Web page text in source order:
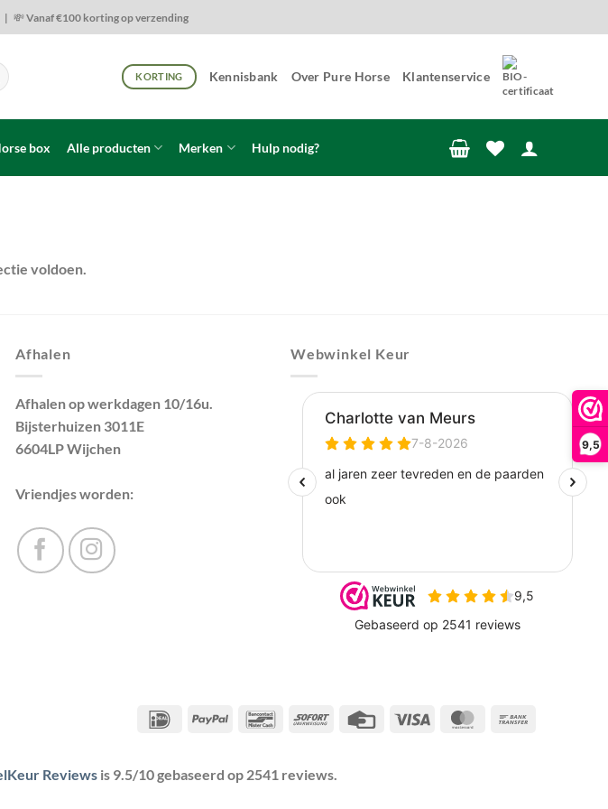
9,5
| 💸 Vanaf €100 korting op verzending
KORTING Kennisbank Over Pure Horse Klantenservice
box Alle producten Merken Hulp nodig?
voldoen.
Afhalen
Afhalen op werkdagen 10/16u.
Bijsterhuizen 3011E
6604LP Wijchen
Vriendjes worden:
Webwinkel Keur
IDeal PayPal BancontactSofort
Credit
Visa MasterCard
Reviews is 9.5/10 gebaseerd op 2541 reviews.